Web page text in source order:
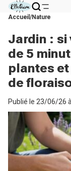
Accueil Nature
Jardin : si
de 5
plantes
de
Publié le 23/06/26